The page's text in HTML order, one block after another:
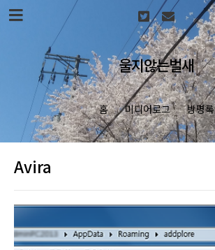
본문 바로가기
울지않는벌새
홈 미디어로그 방명록
Avira